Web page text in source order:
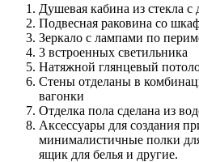
Душевая кабина из стекла
Подвесная раковина со
Зеркало с лампами по
3 встроенных светильника
Натяжной глянцевый
Стены отделаны в
вагонки
Отделка пола сделана из
Аксессуары для создания
минималистичные полки
ящик для белья и другие.